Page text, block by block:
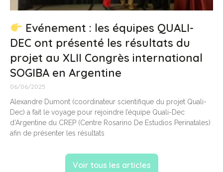
Evénement : les équipes QUALI-
DEC ont présenté les résultats du
projet au XLII Congrès international
SOGIBA en Argentine
06/06/2025
Alexandre Dumont (coordinateur scientifique du projet Quali-
Dec) a fait le voyage pour rejoindre l’équipe Quali-Dec
d’Argentine du CREP (Centre Rosarino De Estudios Perinatales)
afin de présenter les résultats
Voir tous les articles